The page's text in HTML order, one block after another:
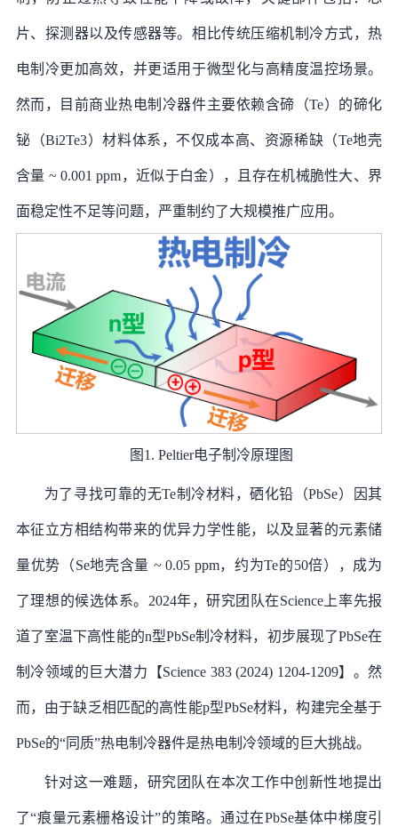
片、探测器以及传感器等。相比传统压缩机制冷方式，热
电制冷更加高效，并更适用于微型化与高精度温控场景。
然而，目前商业热电制冷器件主要依赖含碲（Te）的碲化
铋（Bi2Te3）材料体系，不仅成本高、资源稀缺（Te地壳
含量 ~ 0.001 ppm，近似于白金），且存在机械脆性大、界
面稳定性不足等问题，严重制约了大规模推广应用。
图1. Peltier电子制冷原理图
为了寻找可靠的无Te制冷材料，硒化铅（PbSe）因其
本征立方相结构带来的优异力学性能，以及显著的元素储
量优势（Se地壳含量 ~ 0.05 ppm，约为Te的50倍），成为
了理想的候选体系。2024年，研究团队在Science上率先报
道了室温下高性能的n型PbSe制冷材料，初步展现了PbSe在
制冷领域的巨大潜力【Science 383 (2024) 1204-1209】。然
而，由于缺乏相匹配的高性能p型PbSe材料，构建完全基于
PbSe的“同质”热电制冷器件是热电制冷领域的巨大挑战。
针对这一难题，研究团队在本次工作中创新性地提出
了“痕量元素栅格设计”的策略。通过在PbSe基体中梯度引